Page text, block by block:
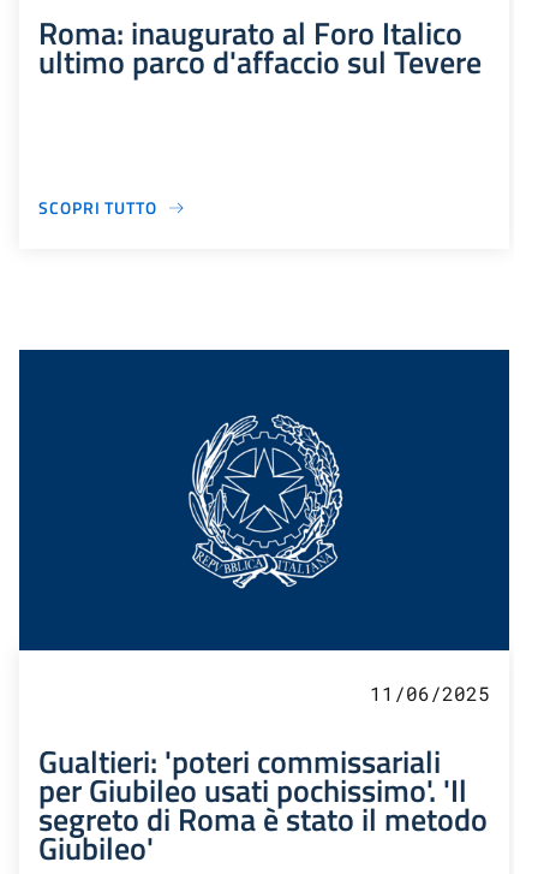
Roma: inaugurato al Foro Italico
ultimo parco d'affaccio sul Tevere
SCOPRI TUTTO
11/06/2025
Gualtieri: 'poteri commissariali
per Giubileo usati pochissimo'. 'Il
segreto di Roma è stato il metodo
Giubileo'